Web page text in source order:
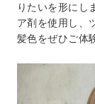
りたいを形にし
ア剤を使用し、
髪色をぜひご体